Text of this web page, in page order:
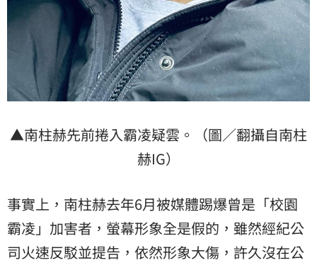
▲南柱赫先前捲入霸凌疑雲。（圖／翻攝自南柱
赫IG）
事實上，南柱赫去年6月被媒體踢爆曾是「校園
霸凌」加害者，螢幕形象全是假的，雖然經紀公
司火速反駁並提告，依然形象大傷，許久沒在公